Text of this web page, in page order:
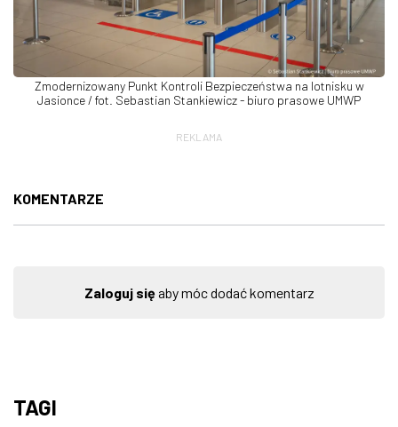
Zmodernizowany Punkt Kontroli Bezpieczeństwa na lotnisku w
Jasionce / fot. Sebastian Stankiewicz - biuro prasowe UMWP
REKLAMA
KOMENTARZE
Zaloguj sięaby móc dodać komentarz
TAGI